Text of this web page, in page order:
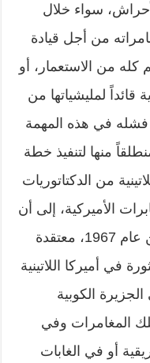
سواء خلال
من أجل قيادة
كله من الاستعمار، أو
لمليشياتها من
فشله في هذه المهمة
منها لتنفيذ خطة
من الدكتاتوريات
الأميركية، إلى أن
تمكنت منه واغتالته في أكتوبر من عام 1967، معتقدة
في أميركا اللاتينية
الكوبية
المغامرات وفي
أو في الغابات